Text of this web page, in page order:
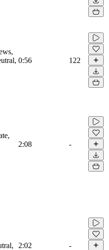
0:56 122
2:08 -
2:02 -